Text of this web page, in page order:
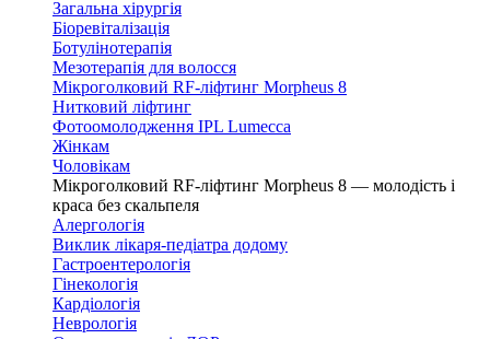
Загальна хірургія
Біоревіталізація
Ботулінотерапія
Мезотерапія для волосся
Мікроголковий RF-ліфтинг Morpheus 8
Нитковий ліфтинг
Фотоомолодження IPL Lumecca
Жінкам
Чоловікам
Мікроголковий RF-ліфтинг Morpheus 8 — молодість і
краса без скальпеля
Алергологія
Виклик лікаря-педіатра додому
Гастроентерологія
Гінекологія
Кардіологія
Неврологія